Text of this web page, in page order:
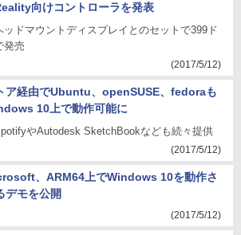
向けコントローラを発表
ッドマウントディスプレイとのセットで399ド
発売
(2017/5/12)
ア経由でUbuntu、openSUSE、fedoraも
10上で動作可能に
やAutodesk SketchBookなども続々提供
(2017/5/12)
、ARM64上でWindows 10を動作さ
デモを公開
(2017/5/12)